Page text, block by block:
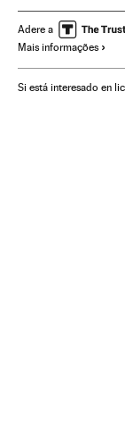
Debates Eleitorais
Pré-campanha
Atos eleitorais
Adere a
Mais informações
Si está interesado en